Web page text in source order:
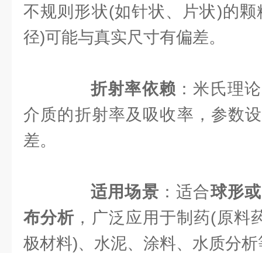
不规则形状(如针状、片状)的
径)可能与真实尺寸有偏差。
折射率依赖 ：米氏理
介质的折射率及吸收率，参数
差。
适用场景 ：适合球形
布分析 ，广泛应用于制药(原料
极材料)、水泥、涂料、水质分